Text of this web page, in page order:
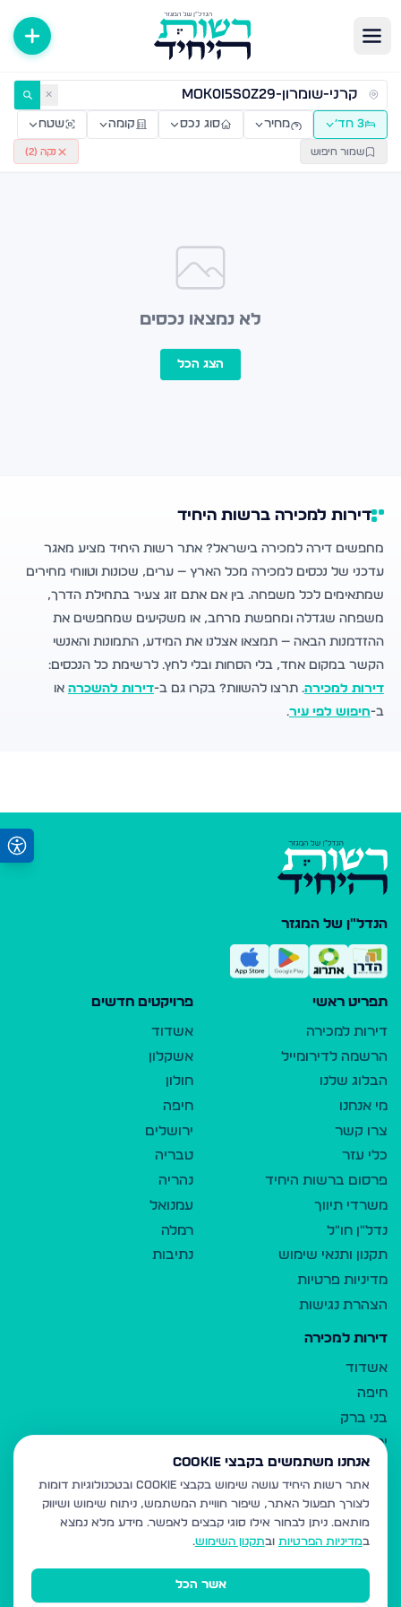
דירות למכירה ולהשכרה — רשות היחיד ✕
3 חד׳ מחיר סוג נכס קומה שטח
שמור חיפוש נקה (2
)
לא נמצאו נכסים
הצג הכל
דירות למכירה ברשות היחיד
מחפשים דירה למכירה בישראל? אתר רשות היחיד מציע מאגר
עדכני של נכסים למכירה מכל הארץ — ערים, שכונות וטווחי מחירים
שמתאימים לכל משפחה. בין אם אתם זוג צעיר בתחילת הדרך,
משפחה שגדלה ומחפשת מרחב, או משקיעים שמחפשים את
ההזדמנות הבאה — תמצאו אצלנו את המידע, התמונות והאנשי
הקשר במקום אחד, בלי הסחות ובלי לחץ. לרשימת כל הנכסים:
דירות למכירה. תרצו להשוות? בקרו גם ב-דירות להשכרה או
ב-חיפוש לפי עיר.
הנדל"ן של המגזר
תפריט ראשי
דירות למכירה
הרשמה לדירומייל
הבלוג שלנו
מי אנחנו
צרו קשר
כלי עזר
פרסום ברשות היחיד
משרדי תיווך
נדל"ן חו"ל
תקנון ותנאי שימוש
מדיניות פרטיות
הצהרת נגישות
פרויקטים חדשים
אשדוד
אשקלון
חולון
חיפה
ירושלים
טבריה
נהריה
עמנואל
רמלה
נתיבות
דירות למכירה
אשדוד
חיפה
בני ברק
ירושלים
אלעד
גבעת זאב
בית שמש
רכסים
מודיעין עילית
אנחנו משתמשים בקבצי Cookie
אתר רשות היחיד עושה שימוש בקבצי Cookie ובטכנולוגיות דומות
לצורך תפעול האתר, שיפור חוויית המשתמש, ניתוח שימוש ושיווק
מותאם. ניתן לבחור אילו סוגי קבצים לאפשר. מידע מלא נמצא
במדיניות הפרטיות ובתקנון השימוש.
אשר הכל